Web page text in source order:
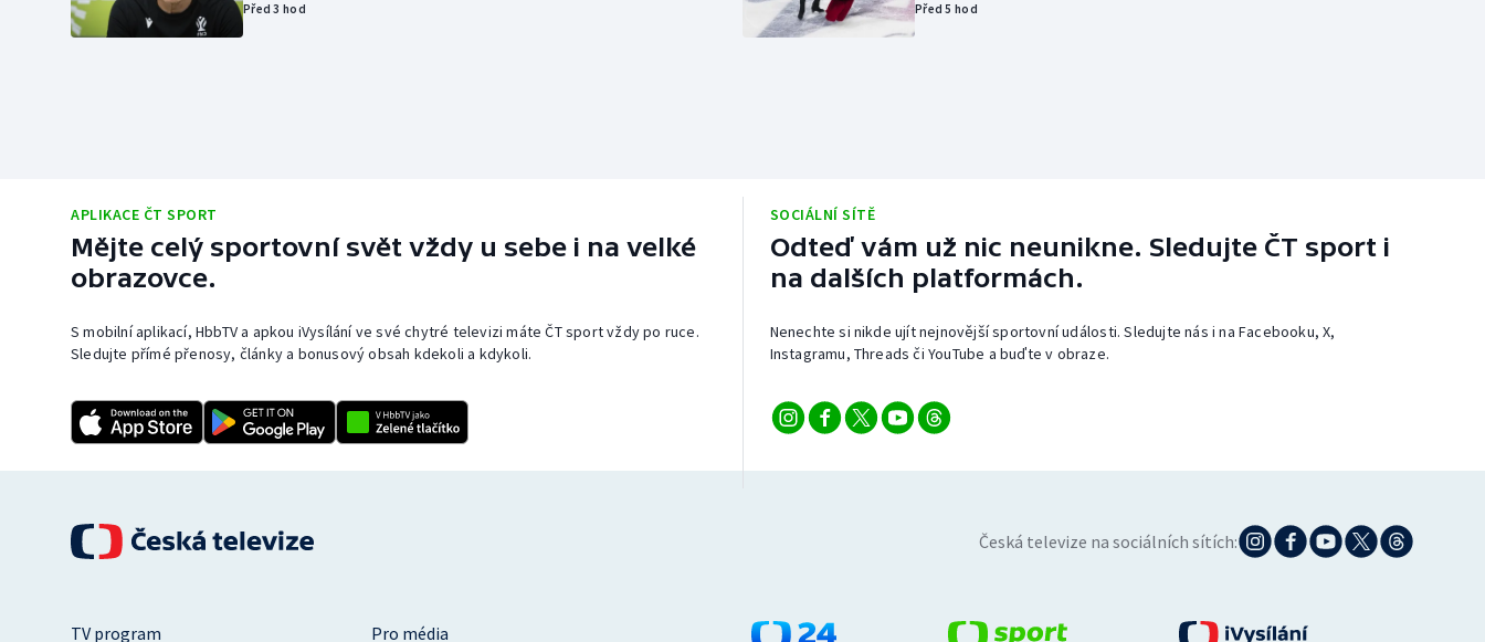
Před 3 hod Před 5 hod
APLIKACE ČT SPORT
Mějte celý sportovní svět vždy u sebe i na velké
obrazovce.
S mobilní aplikací, HbbTV a apkou iVysílání ve své chytré televizi máte ČT sport vždy po ruce.
Sledujte přímé přenosy, články a bonusový obsah kdekoli a kdykoli.
SOCIÁLNÍ SÍTĚ
Odteď vám už nic neunikne. Sledujte ČT sport i
na dalších platformách.
Nenechte si nikde ujít nejnovější sportovní události. Sledujte nás i na Facebooku, X,
Instagramu, Threads či YouTube a buďte v obraze.
Česká televize na sociálních sítích:
TV program Pro média